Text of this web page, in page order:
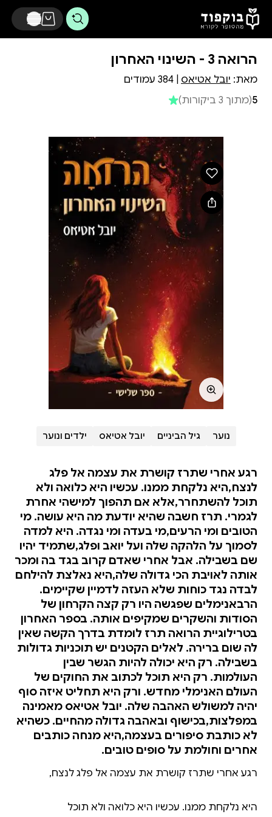
דלג לתוכן הראשי
הרואה 3 - השינוי האחרון
מאת: יובל אטיאס
5(מתוך 3 ביקורות)
נוער גיל הביניים יובל אטיאס ילדים ונוער
רגע אחרי שתרז קושרת את עצמה אל פלג
לנצח,היא נלקחת ממנו. עכשיו היא כלואה ולא
תוכל להשתחרר,אלא אם תהפוך למישהי אחרת
לגמרי. תרז חשבה שהיא יודעת מה היא עושה. מי
הטובים ומי הרעים,מי בעדה ומי נגדה. היא למדה
לסמוך על הלהקה שלה ועל יואב ופלג,שתמיד יהיו
שם בשבילה. אבל אחרי שאדם קרוב בגד בה ומכר
אותה לאויבת הכי גדולה שלה,היא נאלצת להילחם
לבדה נגד כוחות שלא העזה לדמיין שקיימים.
הרבאנימלים שפגשה היו רק קצה הקרחון של
הסודות והשקרים שמקיפים אותה. בספר האחרון
בטרילוגיית הרואה תרז לומדת בדרך הקשה שאין
לה שום ברירה. לאלים הקטנים יש תוכניות גדולות
בשבילה. רק היא יכולה להיות הגשר שבין
העולמות. רק היא תוכל לכתוב את החוקים של
העולם האנימלי מחדש. ורק היא תחליט איזה סוף
יהיה למשולש האהבה שלה. יובל אטיאס מאמינה
במפלצות,בכישוף ובאהבה גדולה מהחיים. כשהיא
לא כותבת סיפורים בעצמה,היא מנחה כותבים
אחרים וחולמת על סופים טובים.